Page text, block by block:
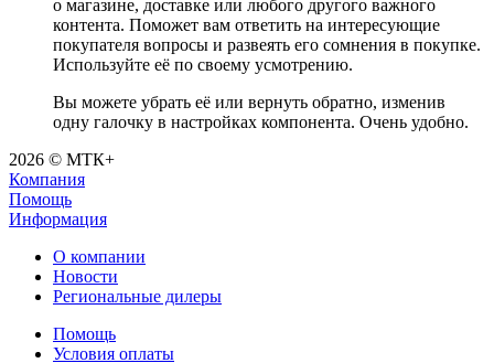
о магазине, доставке или любого другого важного
контента. Поможет вам ответить на интересующие
покупателя вопросы и развеять его сомнения в покупке.
Используйте её по своему усмотрению.
Вы можете убрать её или вернуть обратно, изменив
одну галочку в настройках компонента. Очень удобно.
2026 © МТК+
Компания
Помощь
Информация
О компании
Новости
Региональные дилеры
Помощь
Условия оплаты